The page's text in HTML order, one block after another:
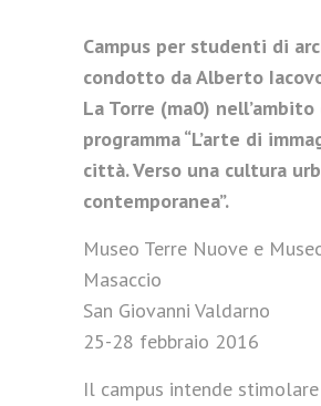
Campus per studenti di
condotto da Alberto
La Torre (ma0)
programma “L’arte di
città. Verso una cultura
contemporanea”.
Museo Terre Nuove e
Masaccio
San Giovanni Valdarno
25-28 febbraio 2016
Il campus intende